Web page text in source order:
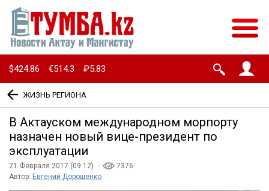
$424.86 · €514.3 · ₽5.83
ЖИЗНЬ РЕГИОНА
В Актауском международном морпорту
назначен новый вице-президент по
эксплуатации
21 Февраля 2017 (09:12) ·
7376
Автор: Евгений Дорошенко